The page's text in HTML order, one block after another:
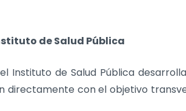
de Salud Pública
Instituto de Salud Pública
directamente con el objetivo